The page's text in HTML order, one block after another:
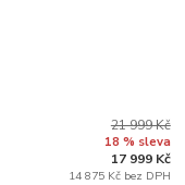
21 999 Kč
18 % sleva
17 999 Kč
14 875 Kč bez DPH